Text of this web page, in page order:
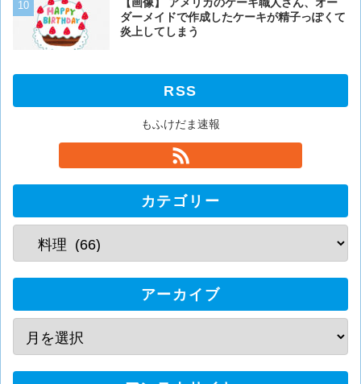
ダーメイドで作成したケーキが精子っぽくて
炎上してしまう
RSS
もふけだま速報
カテゴリー
アーカイブ